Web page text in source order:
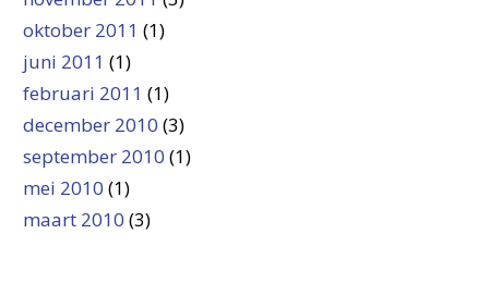
oktober 2011 (1)
juni 2011 (1)
februari 2011 (1)
december 2010 (3)
september 2010 (1)
mei 2010 (1)
maart 2010 (3)